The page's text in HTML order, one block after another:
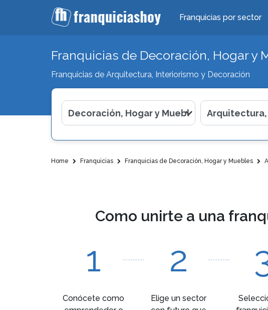
Franquicias por sector
Franquicias de Decoración, Hogar y
Franquicias de Arquitectura, Interiorismo y Decoración
Home Franquicias Franquicias de Decoración, Hogar y Muebles
Como unirte a una
1
Conócete como
2
Elige un sector